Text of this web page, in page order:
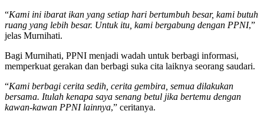
“Kami ini ibarat ikan yang setiap hari bertumbuh besar, kami butuh
ruang yang lebih besar. Untuk itu, kami bergabung dengan PPNI,”
jelas Murnihati.
Bagi Murnihati, PPNI menjadi wadah untuk berbagi informasi,
memperkuat gerakan dan berbagi suka cita laiknya seorang saudari.
“Kami berbagi cerita sedih, cerita gembira, semua dilakukan
bersama. Itulah kenapa saya senang betul jika bertemu dengan
kawan-kawan PPNI lainnya,” ceritanya.